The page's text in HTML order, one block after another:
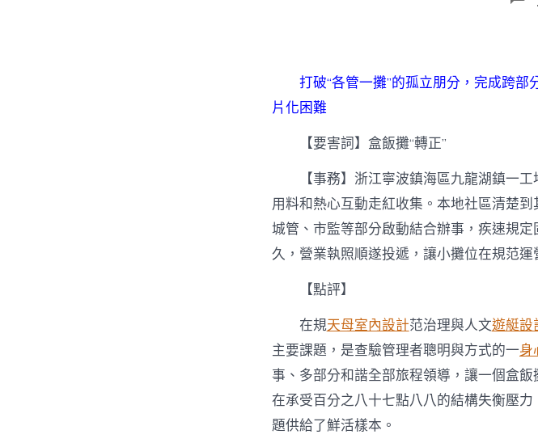
打破“各管一攤”的孤立朋分，完成跨部
片化困難
【要害詞】盒飯攤“轉正”
【事務】浙江寧波鎮海區九龍湖鎮一工
用料和熱心互動走紅收集。本地社區清楚
城管、市監等部分啟動結合辦事，疾速規
久，營業執照順遂投遞，讓小攤位在規范運
【點評】
在規天母室內設計范治理與人文遊艇設
主要課題，是查驗管理者聰明與方式的一身
事、多部分和諧全部旅程領導，讓一個盒
在承受百分之八十七點八八的結構失衡壓力
題供給了鮮活樣本。